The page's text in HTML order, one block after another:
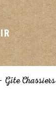
Gîte Chassiers